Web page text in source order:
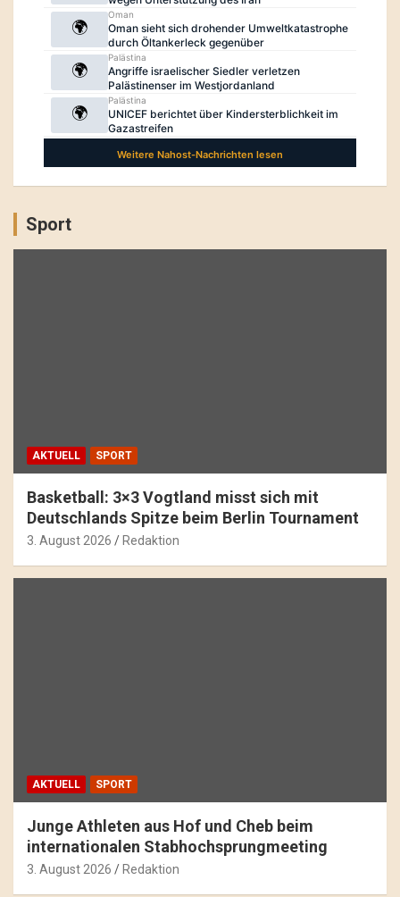
Sport
AKTUELL SPORT
Basketball: 3×3 Vogtland misst sich mit
Deutschlands Spitze beim Berlin Tournament
3. August 2026 Redaktion
AKTUELL SPORT
Junge Athleten aus Hof und Cheb beim
internationalen Stabhochsprungmeeting
3. August 2026 Redaktion